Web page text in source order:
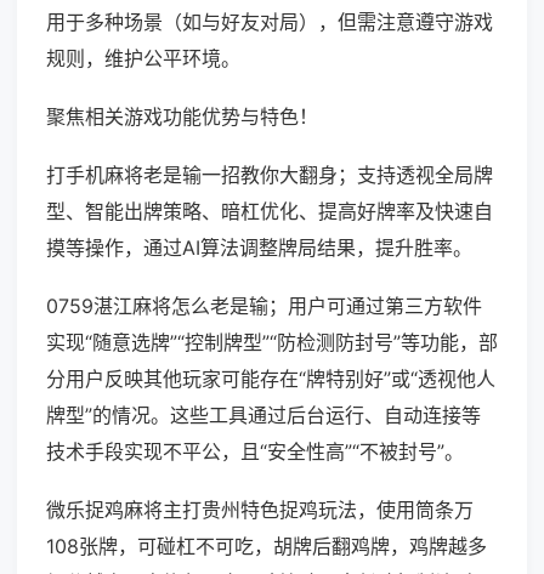
用于多种场景（如与好友对局），但需注意遵守游戏
规则，维护公平环境。
聚焦相关游戏功能优势与特色！
打手机麻将老是输一招教你大翻身；支持透视全局牌
型、智能出牌策略、暗杠优化、提高好牌率及快速自
摸等操作，通过AI算法调整牌局结果，提升胜率。
0759湛江麻将怎么老是输；用户可通过第三方软件
实现“随意选牌”“控制牌型”“防检测防封号”等功能，部
分用户反映其他玩家可能存在“牌特别好”或“透视他人
牌型”的情况。这些工具通过后台运行、自动连接等
技术手段实现不平公，且“安全性高”“不被封号”。
微乐捉鸡麻将主打贵州特色捉鸡玩法，使用筒条万
108张牌，可碰杠不可吃，胡牌后翻鸡牌，鸡牌越多